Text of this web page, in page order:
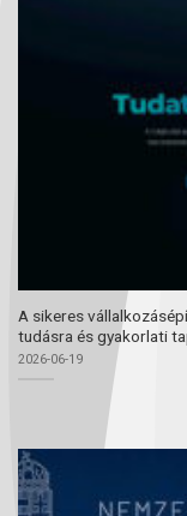
A sikeres
tudásra és gyakorlati
2026-06-19